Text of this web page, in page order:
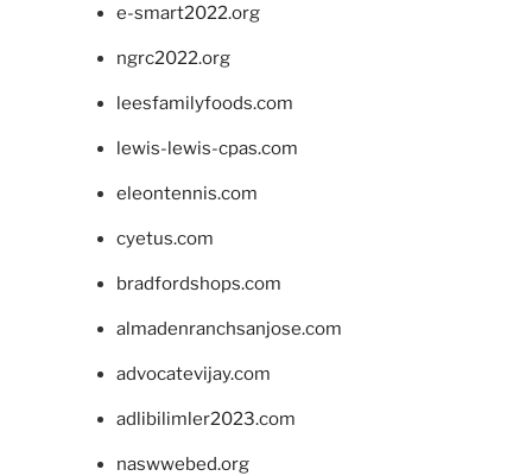
e-smart2022.org
ngrc2022.org
leesfamilyfoods.com
lewis-lewis-cpas.com
eleontennis.com
cyetus.com
bradfordshops.com
almadenranchsanjose.com
advocatevijay.com
adlibilimler2023.com
naswwebed.org